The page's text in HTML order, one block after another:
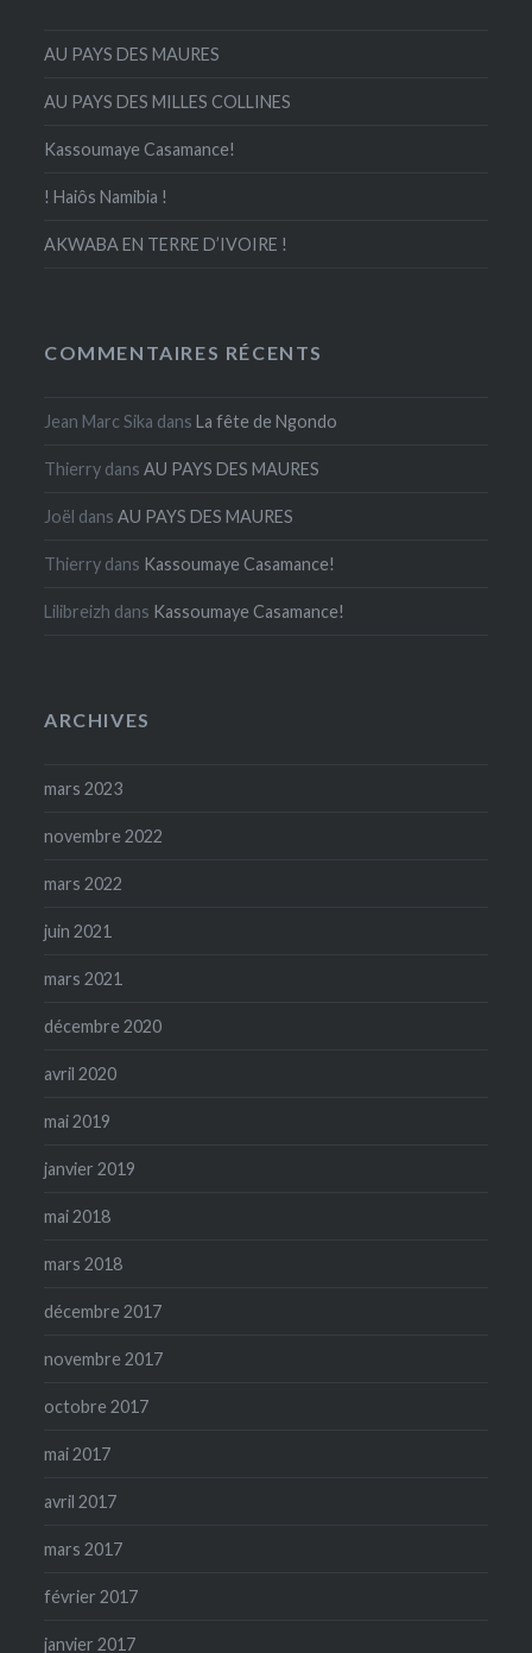
AU PAYS DES MAURES
AU PAYS DES MILLES COLLINES
Kassoumaye Casamance!
! Haiôs Namibia !
AKWABA EN TERRE D’IVOIRE !
COMMENTAIRES RÉCENTS
Jean Marc Sika dansLa fête de Ngondo
Thierry dansAU PAYS DES MAURES
Joël dansAU PAYS DES MAURES
Thierry dans Kassoumaye Casamance!
Lilibreizh dans Kassoumaye Casamance!
ARCHIVES
mars 2023
novembre 2022
mars 2022
juin 2021
mars 2021
décembre 2020
avril 2020
mai 2019
janvier 2019
mai 2018
mars 2018
décembre 2017
novembre 2017
octobre 2017
mai 2017
avril 2017
mars 2017
février 2017
janvier 2017